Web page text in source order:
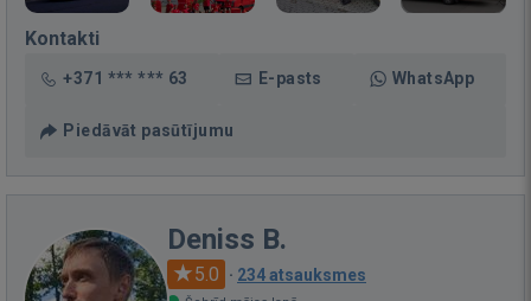
Kontakti
+371 *** *** 63 E-pasts WhatsApp
Piedāvāt pasūtījumu
Deniss B.
5.0 · 234 atsauksmes